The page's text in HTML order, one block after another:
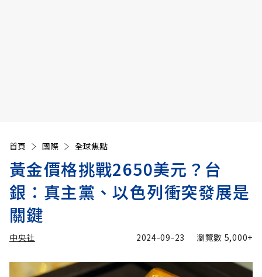
首頁 國際 全球焦點
黃金價格挑戰2650美元？台
銀：真主黨、以色列衝突發展是
關鍵
中央社 2024-09-23 瀏覽數 5,000+